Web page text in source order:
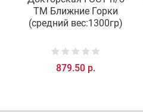
ТМ Ближние Горки
(средний вес:1300гр)
879.50 р.